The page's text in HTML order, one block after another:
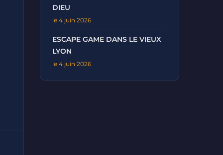
DIEU
le 4 juin 2026
ESCAPE GAME DANS LE VIEUX
LYON
le 4 juin 2026